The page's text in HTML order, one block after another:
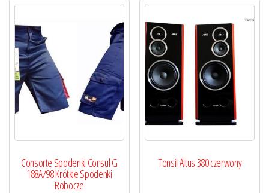
Consorte Spodenki Consul G
188A/98 Krótkie Spodenki
Robocze
Tonsil Altus 380 czerwony